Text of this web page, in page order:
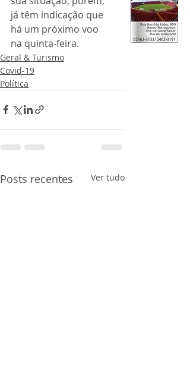
já têm indicação que
há um próximo voo
na quinta-feira.
Geral & Turismo
Covid-19
Política
Posts recentes Ver tudo